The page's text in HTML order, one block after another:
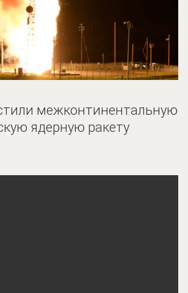
межконтинентальную
ядерную ракету